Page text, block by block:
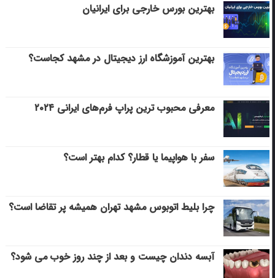
بهترین بورس خارجی برای ایرانیان
بهترین آموزشگاه ارز دیجیتال در مشهد کجاست؟
معرفی محبوب ترین پراپ فرم‌های ایرانی ۲۰۲۴
سفر با هواپیما یا قطار؟ کدام بهتر است؟
چرا بلیط اتوبوس مشهد تهران همیشه پر تقاضا است؟
آبسه دندان چیست و بعد از چند روز خوب می‌ شود؟